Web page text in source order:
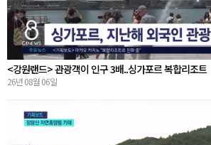
<강원랜드> 관광객이 인구 3배..싱가포르 복합리조트
26년 08월 06일